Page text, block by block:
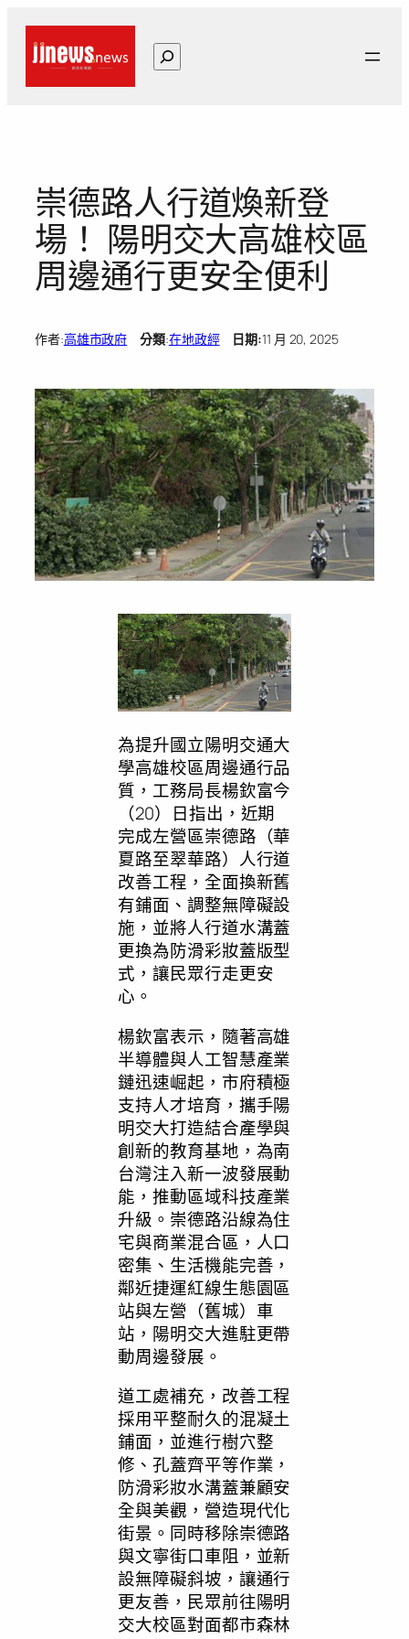
搜
尋
崇德路人行道煥新登
場！ 陽明交大高雄校區
周邊通行更安全便利
作者:高雄市政府 分類:在地政經日期:11 月 20, 2025
為提升國立陽明交通大
學高雄校區周邊通行品
質，工務局長楊欽富今
（20）日指出，近期
完成左營區崇德路（華
夏路至翠華路）人行道
改善工程，全面換新舊
有鋪面、調整無障礙設
施，並將人行道水溝蓋
更換為防滑彩妝蓋版型
式，讓民眾行走更安
心。
楊欽富表示，隨著高雄
半導體與人工智慧產業
鏈迅速崛起，市府積極
支持人才培育，攜手陽
明交大打造結合產學與
創新的教育基地，為南
台灣注入新一波發展動
能，推動區域科技產業
升級。崇德路沿線為住
宅與商業混合區，人口
密集、生活機能完善，
鄰近捷運紅線生態園區
站與左營（舊城）車
站，陽明交大進駐更帶
動周邊發展。
道工處補充，改善工程
採用平整耐久的混凝土
鋪面，並進行樹穴整
修、孔蓋齊平等作業，
防滑彩妝水溝蓋兼顧安
全與美觀，營造現代化
街景。同時移除崇德路
與文寧街口車阻，並新
設無障礙斜坡，讓通行
更友善，民眾前往陽明
交大校區對面都市森林